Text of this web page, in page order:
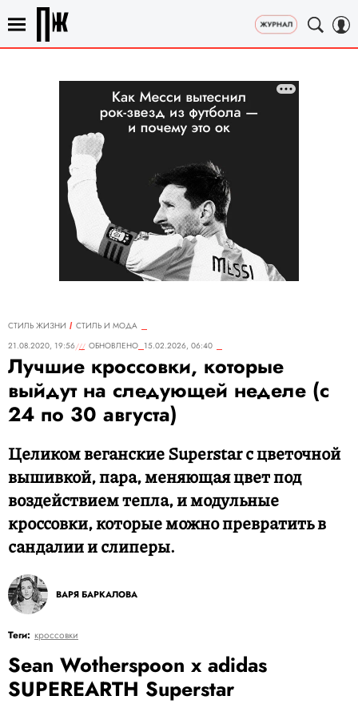
СТИЛЬ ЖИЗНИ
СТИЛЬ И МОДА
21.08.2020, 19:56
ОБНОВЛЕНО 15.02.2026, 06:40
Лучшие кроссовки, которые
выйдут на следующей неделе (с
24 по 30 августа)
Целиком веганские Superstar с цветочной
вышивкой, пара, меняющая цвет под
воздействием тепла, и модульные
кроссовки, которые можно превратить в
сандалии и слиперы.
ВАРЯ БАРКАЛОВА
Теги: кроссовки
Sean Wotherspoon x adidas
SUPEREARTH Superstar